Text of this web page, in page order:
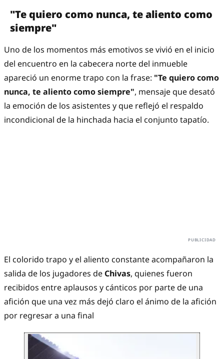
"Te quiero como nunca, te aliento como
siempre"
Uno de los momentos más emotivos se vivió en el inicio
del encuentro en la cabecera norte del inmueble
apareció un enorme trapo con la frase: "Te quiero como
nunca, te aliento como siempre", mensaje que desató
la emoción de los asistentes y que reflejó el respaldo
incondicional de la hinchada hacia el conjunto tapatío.
El colorido trapo y el aliento constante acompañaron la
salida de los jugadores de Chivas, quienes fueron
recibidos entre aplausos y cánticos por parte de una
afición que una vez más dejó claro el ánimo de la afición
por regresar a una final